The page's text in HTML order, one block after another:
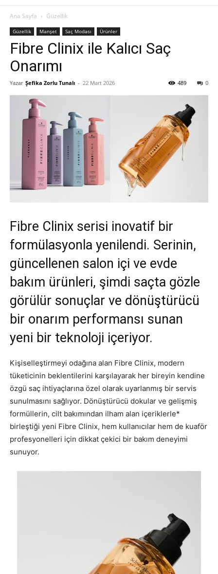
Ana Sayfa Güzellik
Güzellik Manşet Saç Modası Ürünler
Fibre Clinix ile Kalıcı Saç
Onarımı
Yazar Şefika Zorlu Tunalı - 22 Mart 2026 0
489
Fibre Clinix serisi inovatif bir
formülasyonla yenilendi. Serinin,
güncellenen salon içi ve evde
bakım ürünleri, şimdi saçta gözle
görülür sonuçlar ve dönüştürücü
bir onarım performansı sunan
yeni bir teknoloji içeriyor.
Kişiselleştirmeyi odağına alan Fibre Clinix, modern
tüketicinin beklentilerini karşılayarak her bireyin kendine
özgü saç ihtiyaçlarına özel olarak uyarlanmış bir servis
sunulmasını sağlıyor. Dönüştürücü dokular ve gelişmiş
formüllerin, cilt bakımından ilham alan içeriklerle*
birleştiği yeni Fibre Clinix, hem kullanıcılar hem de kuaför
profesyonelleri için dikkat çekici bir bakım deneyimi
sunuyor.